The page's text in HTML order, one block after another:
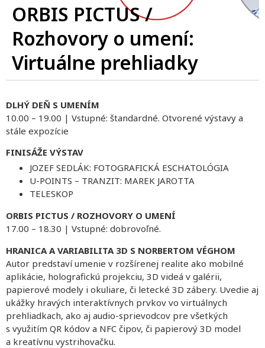
ORBIS PICTUS /
Rozhovory o umení:
Virtuálne prehliadky
DLHÝ DEŇ S UMENÍM
10.00 – 19.00 | Vstupné: štandardné. Otvorené výstavy a
stále expozície
FINISÁŽE VÝSTAV
JOZEF SEDLÁK: FOTOGRAFICKÁ ESCHATOLÓGIA
U-POINTS – TRANZIT: MAREK JAROTTA
TELESKOP
ORBIS PICTUS / ROZHOVORY O UMENÍ
17.00 – 18.30 | Vstupné: dobrovoľné.
HRANICA A VARIABILITA 3D S NORBERTOM VÉGHOM
Autor predstaví umenie v rozšírenej realite ako mobilné
aplikácie, holografickú projekciu, 3D videá v galérii,
papierové modely i okuliare, či letecké 3D zábery. Uvedie aj
ukážky hravých interaktívnych prvkov vo virtuálnych
prehliadkach, ako aj audio-sprievodcov pre všetkých
s využitím QR kódov a NFC čipov, či papierový 3D model
a kreatívnu vystrihovačku.